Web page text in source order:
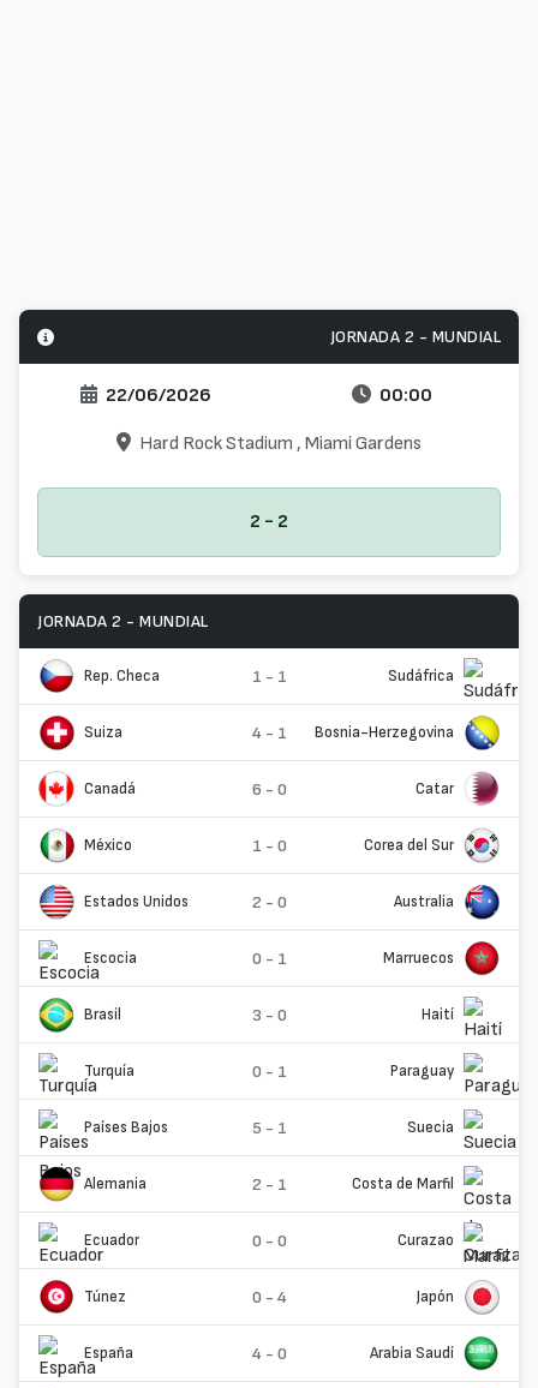
JORNADA 2 - MUNDIAL
22/06/2026 00:00
Hard Rock Stadium , Miami Gardens
2 - 2
JORNADA 2 - MUNDIAL
Rep. Checa 1 - 1 Sudáfrica
Suiza 4 - 1 Bosnia-Herzegovina
Canadá 6 - 0 Catar
México 1 - 0 Corea del Sur
Estados Unidos 2 - 0 Australia
Escocia 0 - 1 Marruecos
Brasil 3 - 0 Haití
Turquía 0 - 1 Paraguay
Países Bajos 5 - 1 Suecia
Alemania 2 - 1 Costa de Marfil
Ecuador 0 - 0 Curazao
Túnez 0 - 4 Japón
España 4 - 0 Arabia Saudí